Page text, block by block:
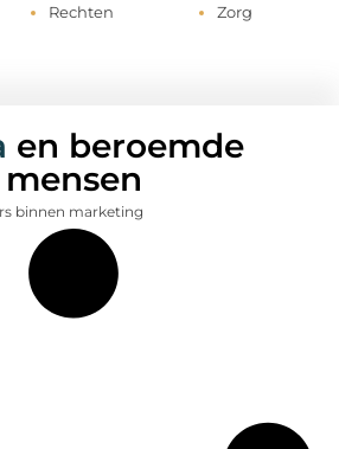
Rechten
Zorg
en beroemde
mensen
binnen marketing